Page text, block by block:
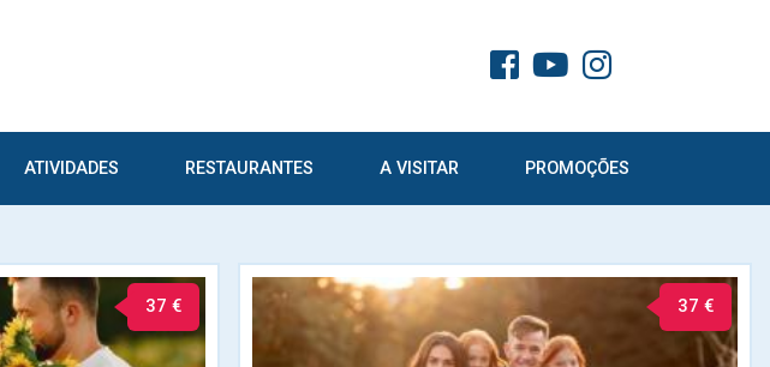
ATIVIDADES RESTAURANTES A VISITAR PROMOÇÕES
37 € 37 €